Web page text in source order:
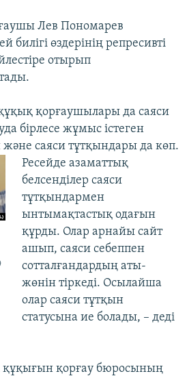
Лев Пономарев
билігі өздерінің репресивті
отырып
құқық қорғаушылары да саяси
бірлесе жұмыс істеген
және саяси тұтқындары да көп.
Ресейде азаматтық
белсенділер саяси
тұтқындармен
ынтымақтастық одағын
құрды. Олар арнайы сайт
ашып, саяси себеппен
сотталғандардың аты-
жөнін тіркеді. Осылайша
олар саяси тұтқын
статусына ие болады, – деді
құқығын қорғау бюросының